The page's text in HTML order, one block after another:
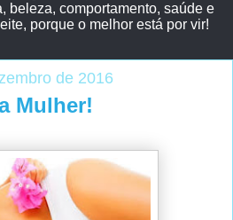
beleza, comportamento, saúde e
porque o melhor está por vir!
de 2016
Mulher!